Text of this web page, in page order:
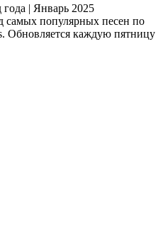
| Январь 2025
самых популярных песен по
Обновляется каждую пятницу